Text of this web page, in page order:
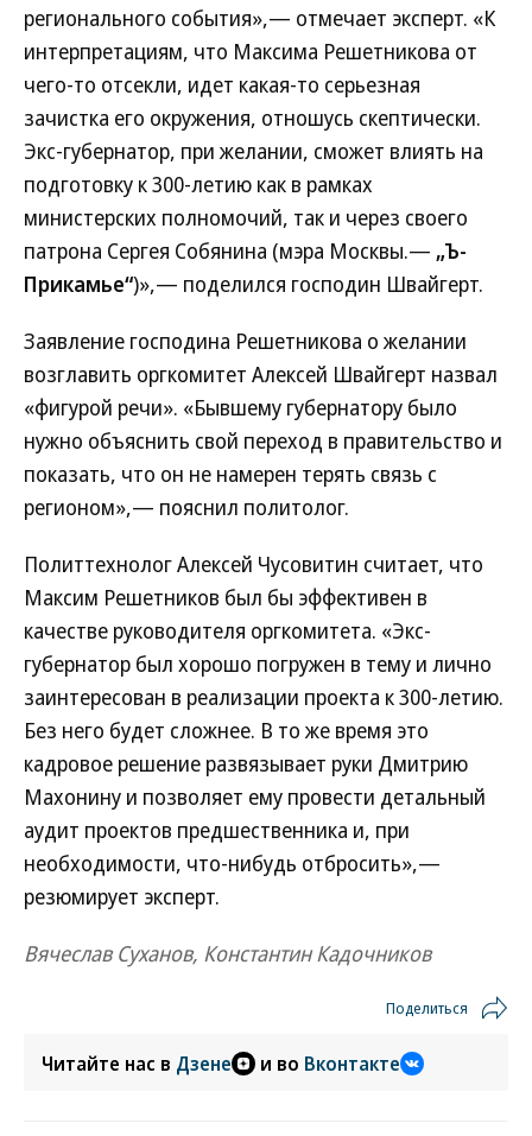
регионального события»,— отмечает эксперт. «К
интерпретациям, что Максима Решетникова от
чего-то отсекли, идет какая-то серьезная
зачистка его окружения, отношусь скептически.
Экс-губернатор, при желании, сможет влиять на
подготовку к 300-летию как в рамках
министерских полномочий, так и через своего
патрона Сергея Собянина (мэра Москвы.— „Ъ-
Прикамье“)»,— поделился господин Швайгерт.
Заявление господина Решетникова о желании
возглавить оргкомитет Алексей Швайгерт назвал
«фигурой речи». «Бывшему губернатору было
нужно объяснить свой переход в правительство и
показать, что он не намерен терять связь с
регионом»,— пояснил политолог.
Политтехнолог Алексей Чусовитин считает, что
Максим Решетников был бы эффективен в
качестве руководителя оргкомитета. «Экс-
губернатор был хорошо погружен в тему и лично
заинтересован в реализации проекта к 300-летию.
Без него будет сложнее. В то же время это
кадровое решение развязывает руки Дмитрию
Махонину и позволяет ему провести детальный
аудит проектов предшественника и, при
необходимости, что-нибудь отбросить»,—
резюмирует эксперт.
Вячеслав Суханов, Константин Кадочников
Поделиться
Читайте нас в Дзене и во Вконтакте